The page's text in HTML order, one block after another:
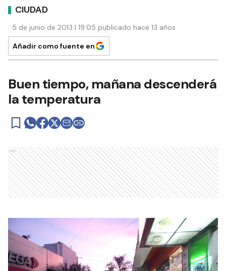
CIUDAD
5 de junio de 2013 | 19:05 publicado hace 13 años
Añadir como fuente en
Buen tiempo, mañana descenderá
la temperatura
Ads